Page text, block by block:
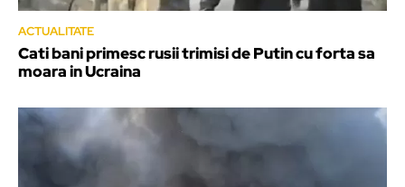
ACTUALITATE
Cati bani primesc rusii trimisi de Putin cu forta sa
moara in Ucraina